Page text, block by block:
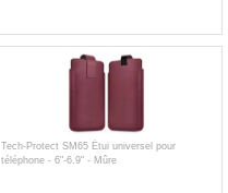
Tech-Protect SM65 Étui universel pour
téléphone - 6"-6.9" - Mûre